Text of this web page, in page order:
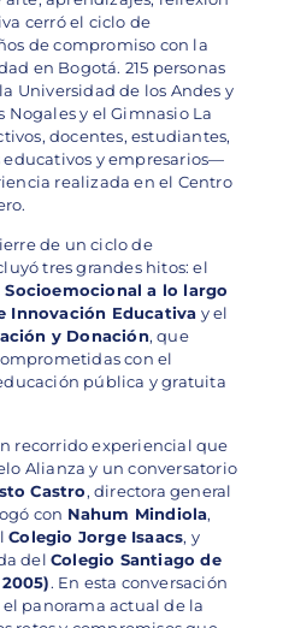
cerró el ciclo de
de compromiso con la
en Bogotá. 215 personas
Universidad de los Andes y
Nogales y el Gimnasio La
docentes, estudiantes,
educativos y empresarios—
realizada en el Centro
de un ciclo de
tres grandes hitos: el
a lo largo
Innovación Educativa y el
y Donación, que
con el
pública y gratuita
recorrido experiencial que
Alianza y un conversatorio
Castro, directora general
con Nahum Mindiola,
Colegio Jorge Isaacs, y
del Colegio Santiago de
. En esta conversación
panorama actual de la